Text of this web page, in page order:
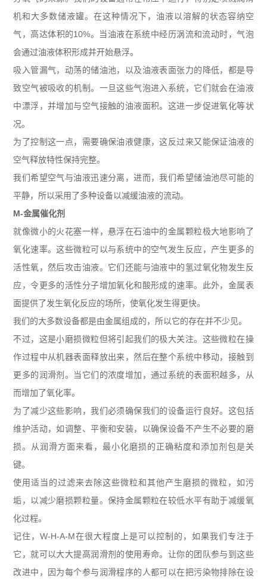
机和大多数储液罐。在这种情况下，油液以溶解的状态容纳空
气，高达体积的10%。当油液在系统中经历涡流和流动时，气泡
会通过油液体积形成并开始悬浮。
吸入管漏气，动荡的储油池，以及油液表面张力的降低，都是导
致空气被吸收的机制。一旦这些气泡进入系统，它们就会在油液
中漂浮，并增加与空气接触的油液面积。这进一步促进氧化等状
况。
为了控制这一点，需要确保油液健康，这反过来又能保证油液的
空气释放特性保持完整。
我们希望空气与油液迅速分离，进而，我们希望储油池尽可能的
平静，所以采用了多种设备以减缓油液的流动。
M-金属催化剂
就像微小的火花塞一样，悬浮在石油中的金属颗粒极大地影响了
氧化速率。这些微粒可以与系统中的空气发生反应，产生更多的
活性氧，然后攻击油液。它们还能与油液中的氢过氧化物发生反
应，令更多的活性分子增加氧化和酸形成的速率。此外，金属表
面提供了发生氧化反应的场所，使氧化发生得更快。
我们的大多数设备都是由金属组成的，所以它的存在并不少见。
不过，这是小磨损微粒但将引起我们的极大关注。这些微粒在操
作过程中从机器表面释放出来，然后在整个系统中移动，接触到
更多的润滑剂。当它们的浓度增加，通过系统的表面积越多，从
而增加了氧化率。
为了减少这些影响，我们必须确保我们的设备运行良好。这包括
维护活动，如调整、平衡和安装，以确保设备不产生不必要的磨
损。从润滑方面来看，最小化磨损的正确粘度和添加剂包是关
键。
使用适当的过滤来去除这些微粒和其他产生磨损的微粒，如污
垢，以减少磨损颗粒量。保持金属颗粒在较低水平有助于减缓氧
化过程。
记住，W-H-A-M在很大程度上是可以控制的，如果我们专注于
它，就可以大大提高润滑剂的使用寿命。让你的团队参与到这些
改进中，因为每个参与润滑程序的人都可以在把污染物排除在设